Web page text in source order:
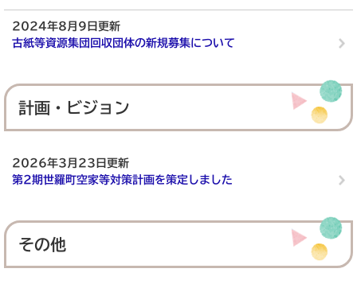
2024年8月9日更新
古紙等資源集団回収団体の新規募集について
計画・ビジョン
2026年3月23日更新
第2期世羅町空家等対策計画を策定しました
その他